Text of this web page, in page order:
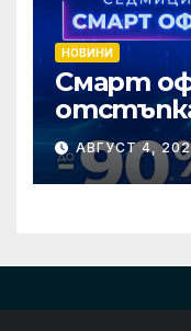
НОВИНИ
Смарт
през
АВГУСТ 4,